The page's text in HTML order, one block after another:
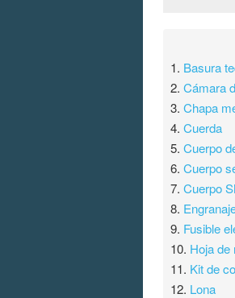
1. Basura
2.Cámara
3.Chapa
4.Cuerda
5.Cuerpo
6.Cuerpo
7.Cuerpo
8.
9. Fusible
10. Hoja de
11. Kit de
12. Lona